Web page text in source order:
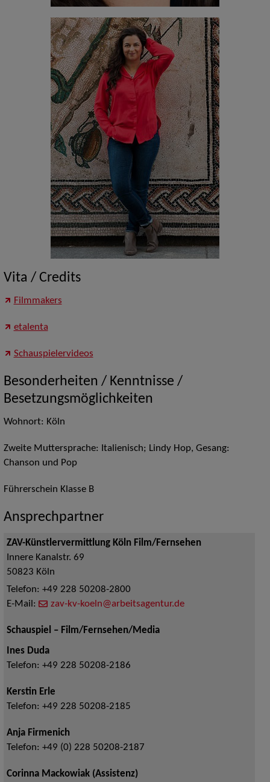
Vita / Credits
Filmmakers
etalenta
Schauspielervideos
Besonderheiten / Kenntnisse /
Besetzungsmöglichkeiten
Wohnort: Köln
Zweite Muttersprache: Italienisch; Lindy Hop, Gesang:
Chanson und Pop
Führerschein Klasse B
Ansprechpartner
ZAV-Künstlervermittlung Köln Film/Fernsehen
Innere Kanalstr. 69
50823 Köln
Telefon: +49 228 50208-2800
E-Mail:
zav-kv-koeln@arbeitsagentur.de
Schauspiel – Film/Fernsehen/Media
Ines Duda
Telefon: +49 228 50208-2186
Kerstin Erle
Telefon: +49 228 50208-2185
Anja Firmenich
Telefon: +49 (0) 228 50208-2187
Corinna Mackowiak (Assistenz)